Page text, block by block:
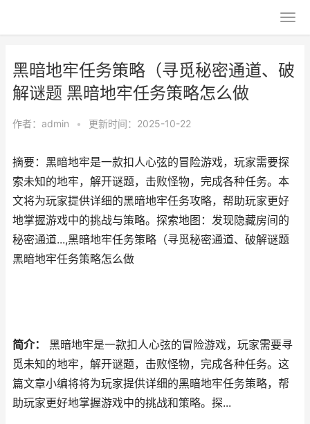
黑暗地牢任务策略（寻觅秘密通道、破
解谜题 黑暗地牢任务策略怎么做
作者： admin • 更新时间：2025-10-22
摘要：黑暗地牢是一款扣人心弦的冒险游戏，玩家需要探
索未知的地牢，解开谜题，击败怪物，完成各种任务。本
文将为玩家提供详细的黑暗地牢任务攻略，帮助玩家更好
地掌握游戏中的挑战与策略。探索地图：发现隐藏房间的
秘密通道...,黑暗地牢任务策略（寻觅秘密通道、破解谜题
黑暗地牢任务策略怎么做
简介：
黑暗地牢是一款扣人心弦的冒险游戏，玩家需要寻
觅未知的地牢，解开谜题，击败怪物，完成各种任务。这
篇文章小编将将为玩家提供详细的黑暗地牢任务策略，帮
助玩家更好地掌握游戏中的挑战和策略。探...